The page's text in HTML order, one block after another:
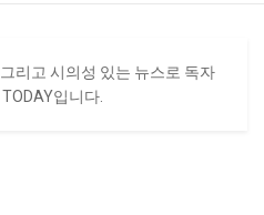
리고 시의성 있는 뉴스로 독자
입니다.